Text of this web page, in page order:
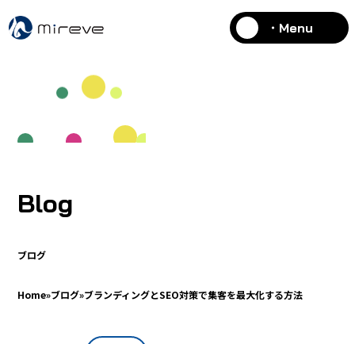
・Menu
Blog
ブログ
Home»ブログ»ブランディングとSEO対策で集客を最大化する方法